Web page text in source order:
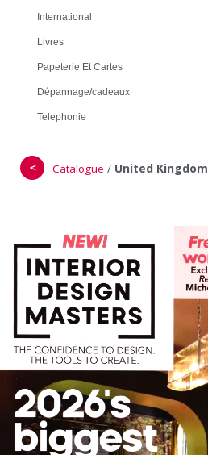
International
Livres
Papeterie Et Cartes
Dépannage/cadeaux
Telephonie
＜ Catalogue / United Kingdom